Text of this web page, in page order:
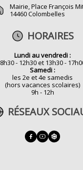
Mairie, Place François
14460 Colombelles
HORAIRES
Lundi au vendredi :
8h30 - 12h30 et 13h30 -
Samedi :
les 2e et 4e samedis
(hors vacances scolaires)
9h - 12h
RÉSEAUX